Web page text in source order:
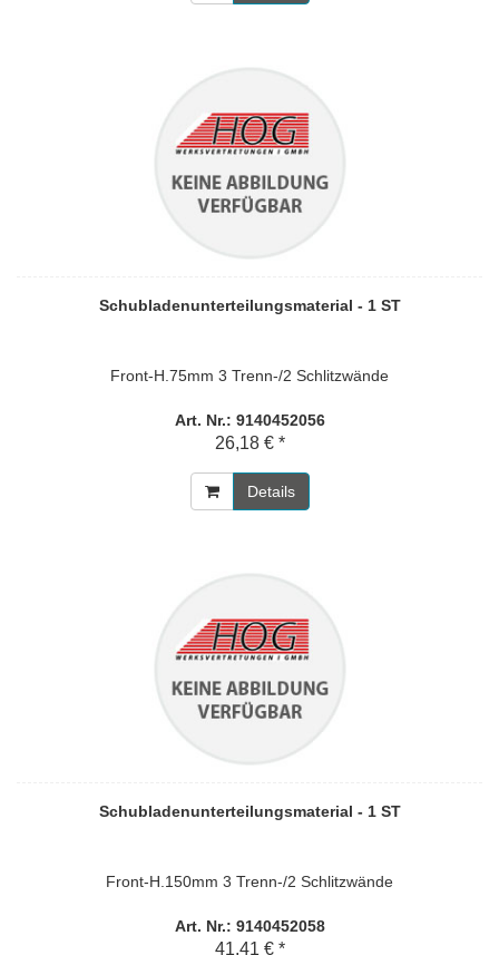
Schubladenunterteilungsmaterial - 1 ST
Front-H.75mm 3 Trenn-/2 Schlitzwände
Art. Nr.: 9140452056
26,18 € *
Details
Schubladenunterteilungsmaterial - 1 ST
Front-H.150mm 3 Trenn-/2 Schlitzwände
Art. Nr.: 9140452058
41,41 € *